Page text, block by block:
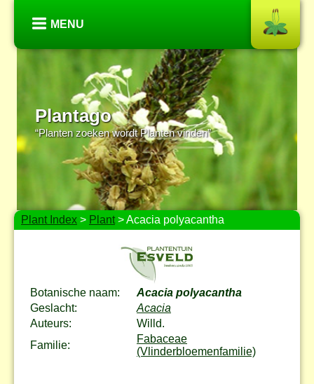
MENU
Plantago
“Planten zoeken wordt Planten vinden”
Plant Index > Plant> Acacia polyacantha
Botanische naam:
Acacia polyacantha
Geslacht:
Acacia
Auteurs:
Willd.
Familie:
Fabaceae
(Vlinderbloemenfamilie)